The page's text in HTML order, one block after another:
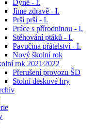
Dýně - I.
Jíme zdravě - I.
Prší prší - I.
Práce s přírodninou - I.
Stěhování ptáků - I.
Pavučina přátelství - I.
Nový školní rok
rok 2021⁄2022
Přerušení provozu ŠD
Stolní deskové hry